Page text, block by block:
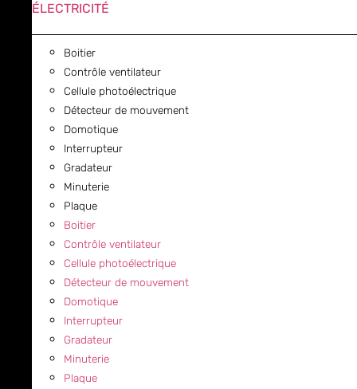
ÉLECTRICITÉ
Boitier
Contrôle ventilateur
Cellule photoélectrique
Détecteur de mouvement
Domotique
Interrupteur
Gradateur
Minuterie
Plaque
Boitier
Contrôle ventilateur
Cellule photoélectrique
Détecteur de mouvement
Domotique
Interrupteur
Gradateur
Minuterie
Plaque